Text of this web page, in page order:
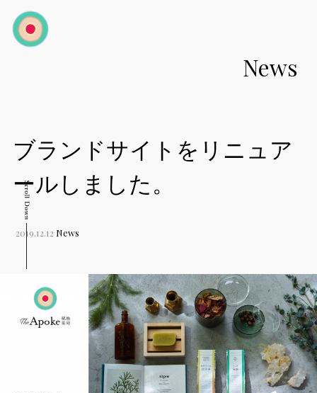
toggle
navigation
News
ブランドサイトをリニュア
ールしました。
2019.12.12 News